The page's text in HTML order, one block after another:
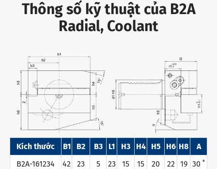
Thông số kỹ thuật của B2A
Radial, Coolant
Kích thước B1 B2 B3 L1 H3 H4 H5 H6 H8
Α
B2A-161234
42 23 5 23 15 15 20 22 19 30 ˚